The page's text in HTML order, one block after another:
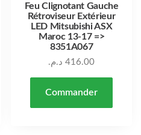
Feu Clignotant Gauche
Rétroviseur Extérieur
LED Mitsubishi ASX
Maroc 13-17 =>
8351A067
416.00 د.م.
Commander